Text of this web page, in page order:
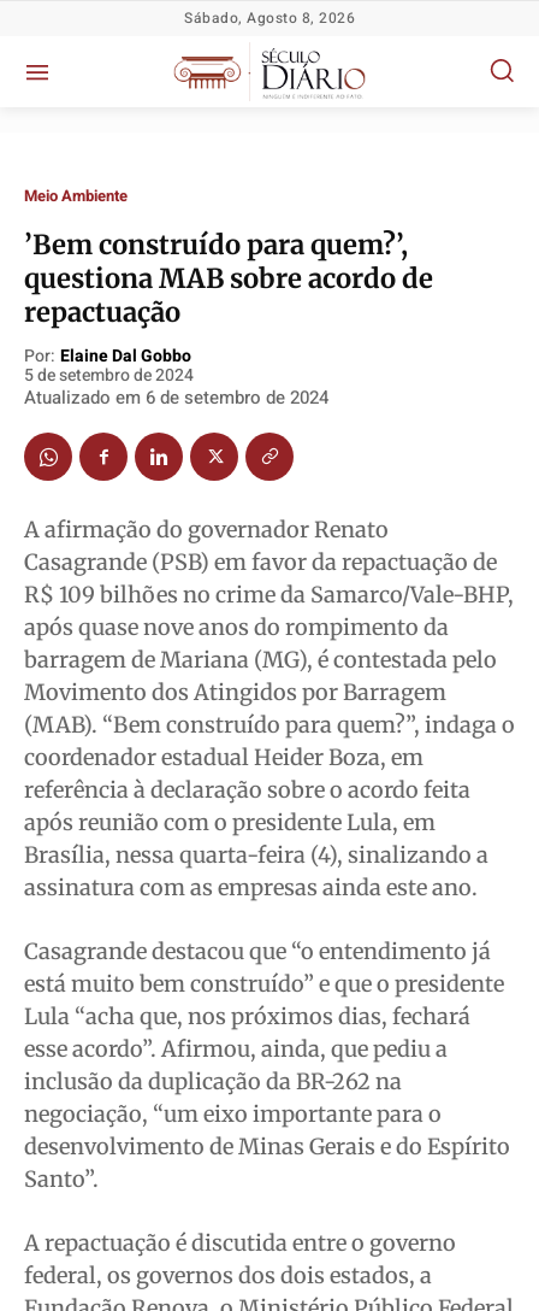
Política
Socioeconômicas
TV Século
Educação
Meio Ambiente
Saúde
Cidades
Economia
Cultura
Colunas
Caetano Roque
Gustavo Bastos
Jr Mignone (in memorian)
Publicidade Legal
Anuncie
Expediente
Contato
Termos de Uso
Política
Socioeconômicas
TV Século
Educação
Meio Ambiente
Saúde
Cidades
Economia
Cultura
Colunas
Caetano Roque
Gustavo Bastos
Jr Mignone (in memorian)
Publicidade Legal
Anuncie
Expediente
Contato
Termos de Uso
Política
Socioeconômicas
TV Século
Educação
Meio Ambiente
Saúde
Cidades
Economia
Cultura
Colunas
Caetano Roque
Gustavo Bastos
Jr Mignone (in memorian)
Publicidade Legal
Anuncie
Expediente
Contato
Termos de Uso
Política
Socioeconômicas
TV Século
Educação
Meio Ambiente
Saúde
Cidades
Economia
Cultura
Colunas
Caetano Roque
Gustavo Bastos
Jr Mignone (in memorian)
Publicidade Legal
Anuncie
Expediente
Contato
Termos de Uso
Sábado, Agosto 8, 2026
Meio Ambiente
​​’Bem construído para quem?’,
questiona MAB sobre acordo de
repactuação
Por: Elaine Dal Gobbo
5 de setembro de 2024
Atualizado em 6 de setembro de 2024
A afirmação do governador Renato
Casagrande (PSB) em favor da repactuação de
R$ 109 bilhões no crime da Samarco/Vale-BHP,
após quase nove anos do rompimento da
barragem de Mariana (MG), é contestada pelo
Movimento dos Atingidos por Barragem
(MAB). “Bem construído para quem?”, indaga o
coordenador estadual Heider Boza, em
referência à declaração sobre o acordo feita
após reunião com o presidente Lula, em
Brasília, nessa quarta-feira (4), sinalizando a
assinatura com as empresas ainda este ano.
Casagrande destacou que “o entendimento já
está muito bem construído” e que o presidente
Lula “acha que, nos próximos dias, fechará
esse acordo”. Afirmou, ainda, que pediu a
inclusão da duplicação da BR-262 na
negociação, “um eixo importante para o
desenvolvimento de Minas Gerais e do Espírito
Santo”.
A repactuação é discutida entre o governo
federal, os governos dos dois estados, a